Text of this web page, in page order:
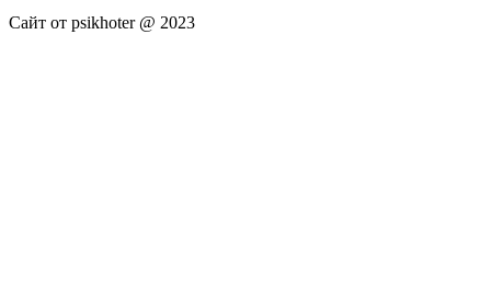
Сайт от psikhoter @ 2023